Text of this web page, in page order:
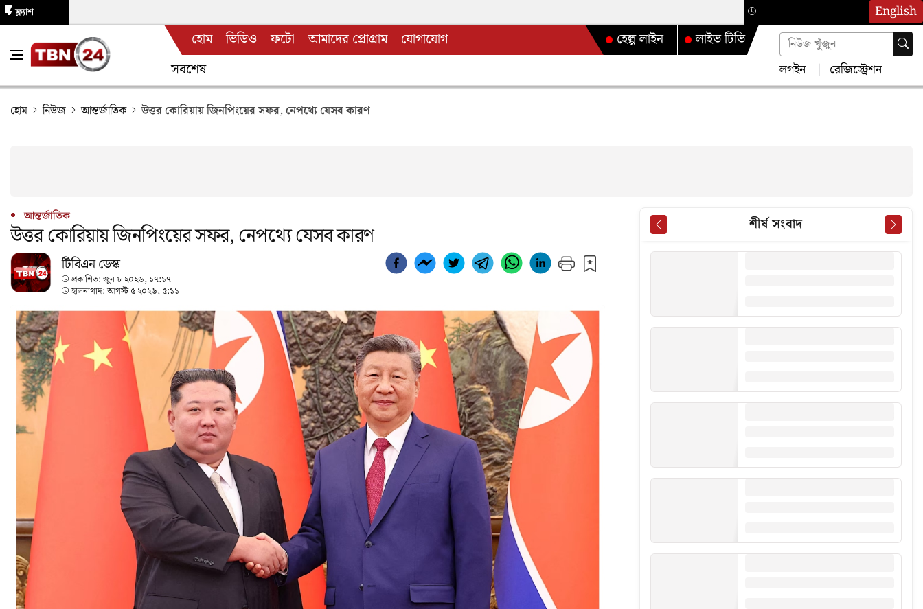
English
ফ্ল্যাশ
হোম ভিডিও ফটো আমাদের প্রোগ্রাম যোগাযোগ লাইভ টিভি
হেল্প লাইন
সবশেষ
লগইন রেজিস্ট্রেশন
হোম নিউজ আন্তর্জাতিক উত্তর কোরিয়ায় জিনপিংয়ের সফর, নেপথ্যে যেসব কারণ
আন্তর্জাতিক
উত্তর কোরিয়ায় জিনপিংয়ের সফর, নেপথ্যে যেসব কারণ
টিবিএন ডেস্ক
প্রকাশিত:জুন ৮ ২০২৬, ১৭:১৭
হালনাগাদ:আগস্ট ৫ ২০২৬, ৫:১১
শীর্ষ সংবাদ